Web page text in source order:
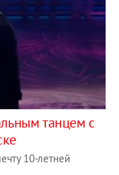
танцем с
10-летней